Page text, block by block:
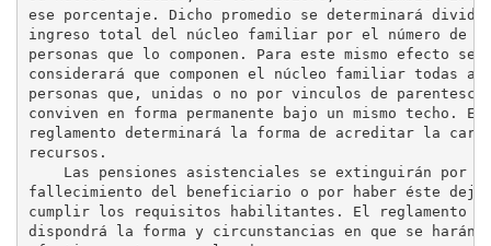
ese porcentaje. Dicho promedio se determinará
ingreso total del núcleo familiar por el número de
personas que lo componen. Para este mismo efecto se
considerará que componen el núcleo familiar todas
personas que, unidas o no por vinculos de
conviven en forma permanente bajo un mismo techo. El
reglamento determinará la forma de acreditar la
recursos.
    Las pensiones asistenciales se extinguirán por
fallecimiento del beneficiario o por haber éste
cumplir los requisitos habilitantes. El reglamento
dispondrá la forma y circunstancias en que se harán